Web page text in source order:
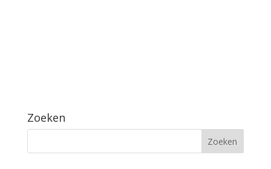
Zoeken